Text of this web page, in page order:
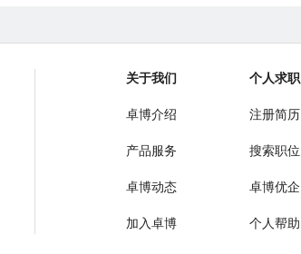
关于我们
卓博介绍
产品服务
卓博动态
加入卓博
个人求职
注册简历
搜索职位
卓博优企
个人帮助